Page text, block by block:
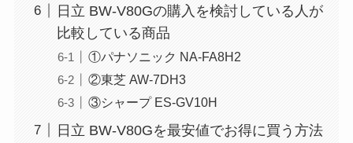
日立 BW-V80Gの購入を検討している人が
比較している商品
①パナソニック NA-FA8H2
②東芝 AW-7DH3
③シャープ ES-GV10H
日立 BW-V80Gを最安値でお得に買う方法